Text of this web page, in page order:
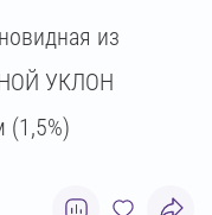
из
УКЛОН